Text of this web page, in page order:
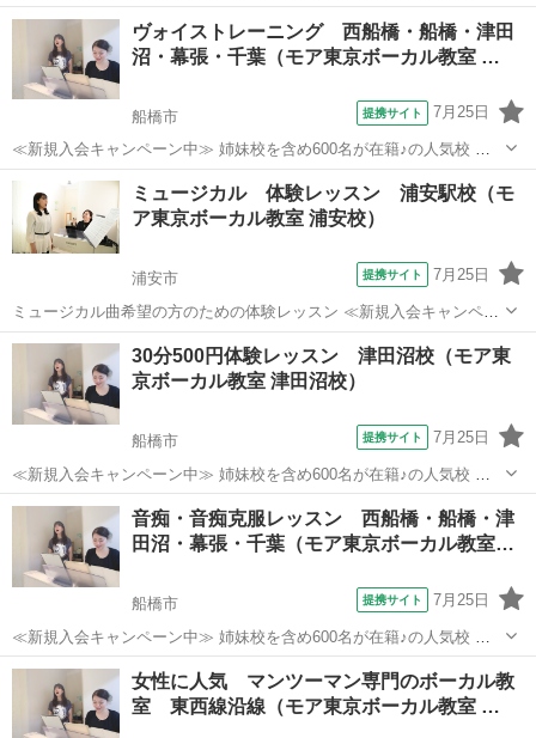
名ミュージカルに出演中の生徒さんや、現役プロ歌手の生徒さんもい
ます。そんな実績十分、人気の先生があなたを直接レッスンしてくれ
ます。 しかし、人気のスクールなので、...
千葉 習志野市 ボーカル
ヴォイストレーニング 西船橋・船橋・津田
沼・幕張・千葉（モア東京ボーカル教室 …
船橋市 提携サイト 7月25日
≪新規入会キャンペーン中≫ 姉妹校を含め600名が在籍♪の人気校 講
師が30名も所属♪ （いろんな講師から学べる！） たった30分の体験レ
ッスンで「歌のコツ」をお教えします♪ 今なら♪「体験レッスン 500
円！」 ＊3...
船橋市 ボーカル
ミュージカル 体験レッスン 浦安駅校（モ
ア東京ボーカル教室 浦安校）
浦安市 提携サイト 7月25日
ミュージカル曲希望の方のための体験レッスン ≪新規入会キャンペー
ン中≫ 姉妹校を含め600名が在籍♪の人気校 講師が30名も所属♪ （いろ
んな講師から学べる！） たった30分の体験レッスンで「歌が上手くな
るコツ」をお教え...
千葉 浦安市 ボーカル
30分500円体験レッスン 津田沼校（モア東
京ボーカル教室 津田沼校）
船橋市 提携サイト 7月25日
≪新規入会キャンペーン中≫ 姉妹校を含め600名が在籍♪の人気校 講
師が30名も所属♪ （いろんな講師から学べる！） たった30分の体験レ
ッスンで「歌が上手くなるコツ」をお教えします♪ 今なら♪「体験レッ
スン 500円！...
千葉 船橋市 ボーカル
音痴・音痴克服レッスン 西船橋・船橋・津
田沼・幕張・千葉（モア東京ボーカル教室…
船橋市 提携サイト 7月25日
≪新規入会キャンペーン中≫ 姉妹校を含め600名が在籍♪の人気校 講
師が30名も所属♪ （いろんな講師から学べる！） たった30分の体験レ
ッスンで「歌のコツ」をお教えします♪ 今なら♪「体験レッスン 500
円！」 ＊3...
千葉 船橋市 ボーカル
女性に人気 マンツーマン専門のボーカル教
室 東西線沿線（モア東京ボーカル教室 …